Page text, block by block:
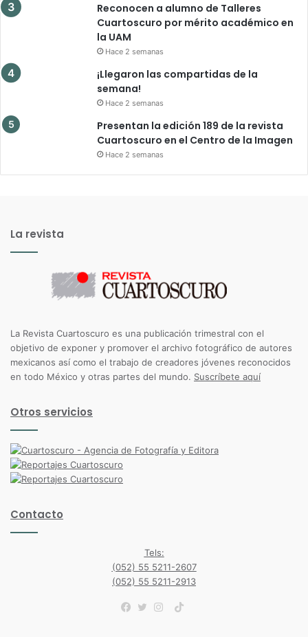
Reconocen a alumno de Talleres
Cuartoscuro por mérito académico en
la UAM
Hace 2 semanas
¡Llegaron las compartidas de la
semana!
Hace 2 semanas
Presentan la edición 189 de la revista
Cuartoscuro en el Centro de la Imagen
Hace 2 semanas
La revista
La Revista Cuartoscuro es una publicación trimestral con el
objetivo de exponer y promover el archivo fotográfico de autores
mexicanos así como el trabajo de creadores jóvenes reconocidos
en todo México y otras partes del mundo. Suscríbete aquí
Otros servicios
Contacto
Tels:
(052) 55 5211-2607
(052) 55 5211-2913
TikTok